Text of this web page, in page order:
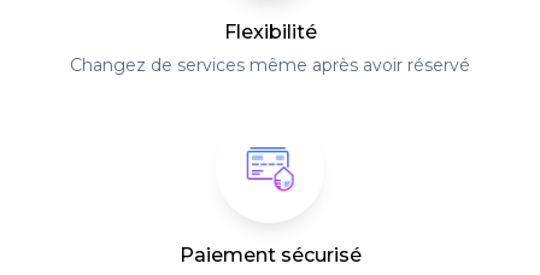
Flexibilité
Changez de services même après avoir réservé
Paiement sécurisé